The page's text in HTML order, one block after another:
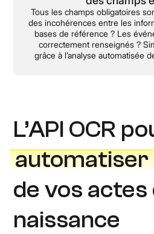
Tous les champs obligatoires
des incohérences entre les
bases de référence ? Les
correctement renseignés ?
grâce à l’analyse automatisée
L’API OCR
automatiser
de vos actes
naissance